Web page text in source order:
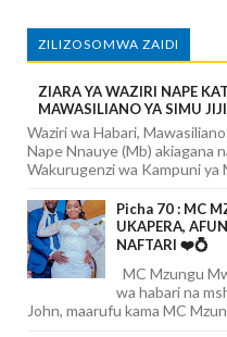
ZILIZOSOMWA ZAIDI
ZIARA YA WAZIRI NAPE
MAWASILIANO YA SIMU
Waziri wa Habari,
Nape Nnauye (Mb) akiagana
Wakurugenzi wa Kampuni ya
Picha 70 : MC
UKAPERA,
NAFTARI ❤️💍
MC Mzungu
wa habari na
John, maarufu kama MC